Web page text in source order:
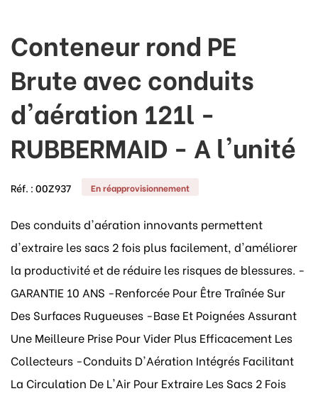
Conteneur rond PE
Brute avec conduits
d'aération 121l -
RUBBERMAID - A l'unité
Réf. :00Z937 En réapprovisionnement
Des conduits d'aération innovants permettent
d'extraire les sacs 2 fois plus facilement, d'améliorer
la productivité et de réduire les risques de blessures. -
GARANTIE 10 ANS -Renforcée Pour Être Traînée Sur
Des Surfaces Rugueuses -Base Et Poignées Assurant
Une Meilleure Prise Pour Vider Plus Efficacement Les
Collecteurs -Conduits D'Aération Intégrés Facilitant
La Circulation De L'Air Pour Extraire Les Sacs 2 Fois